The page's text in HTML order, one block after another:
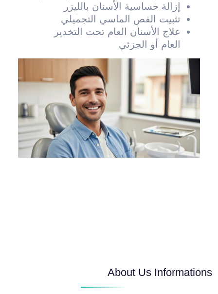
إزالة حساسية الأسنان بالليزر
تثبيت الفص الماسي التجميلي
علاج الأسنان العام تحت التخدير
العام أو الجزئي
About Us Informations